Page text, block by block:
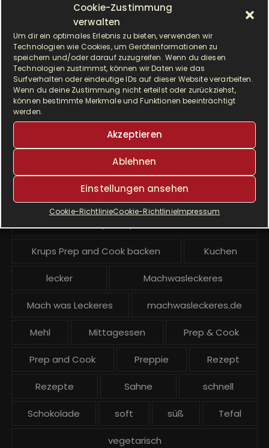
Cookie-Zustimmung
verwalten
Um dir ein optimales Erlebnis zu bieten, verwenden wir
Technologien wie Cookies, um Geräteinformationen zu
speichern und/oder darauf zuzugreifen. Wenn du diesen
Technologien zustimmst, können wir Daten wie das
Surfverhalten oder eindeutige IDs auf dieser Website verarbeiten.
Wenn du deine Zustimmung nicht erteilst oder zurückziehst,
können bestimmte Merkmale und Funktionen beeinträchtigt
werden.
Akzeptieren
Ablehnen
Einstellungen ansehen
Cookie-RichtlinieCookie-RichtlinieImpressum
e
Dinkelmehl Einfach
Gebäck gesund Grillen
Hauptgericht Hefe Hefeteig
HP5031 HP 5031
I Prep & Cook Gourmet
Krups Master Perfect Gourmet
Krups Prep & Cook Rezepte
Krups Prep and Cook backen Kuchen
lecker Machwasleckeres
Mach was Leckeres machwasleckeres.de
Mehl Mittagessen Prep & Cook
Prep and Cook Preppie Rezept
Rezepte Sahne schnell
Schokolade soft süß Tefal
vegetarisch